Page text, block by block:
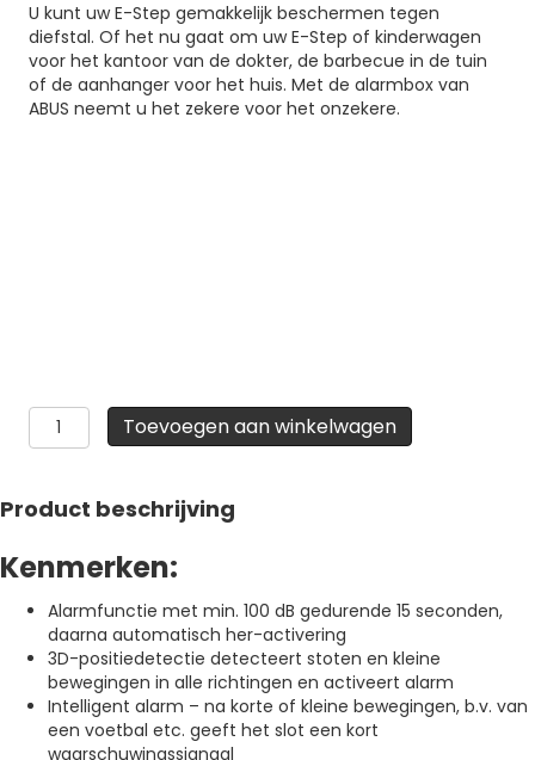
U kunt uw E-Step gemakkelijk beschermen tegen
diefstal. Of het nu gaat om uw E-Step of kinderwagen
voor het kantoor van de dokter, de barbecue in de tuin
of de aanhanger voor het huis. Met de alarmbox van
ABUS neemt u het zekere voor het onzekere.
Alarmbox
aantal
Toevoegen aan winkelwagen
Product beschrijving
Kenmerken:
Alarmfunctie met min. 100 dB gedurende 15 seconden,
daarna automatisch her-activering
3D-positiedetectie detecteert stoten en kleine
bewegingen in alle richtingen en activeert alarm
Intelligent alarm – na korte of kleine bewegingen, b.v. van
een voetbal etc. geeft het slot een kort
waarschuwingssignaal